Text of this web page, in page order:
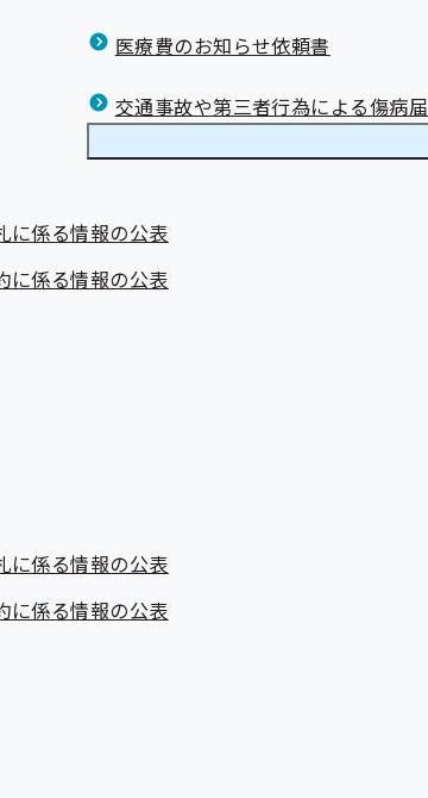
医療費のお知らせ依頼書
交通事故や第三者行為による傷病届
係る情報の公表
係る情報の公表
係る情報の公表
係る情報の公表